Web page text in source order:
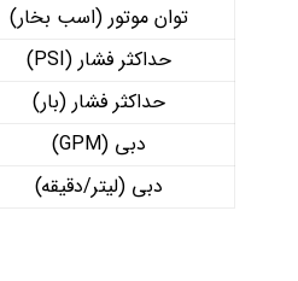
توان موتور (اسب بخار)
حداکثر فشار (PSI)
حداکثر فشار (بار)
دبی (GPM)
دبی (لیتر/دقیقه)